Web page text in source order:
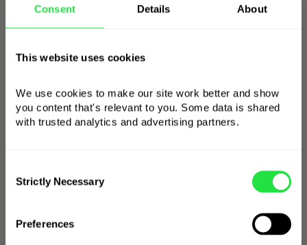
Consent Details About
This website uses cookies
We use cookies to make our site work better and show
you content that's relevant to you. Some data is shared
with trusted analytics and advertising partners.
Selection
Strictly Necessary
Preferences
transaktioner og kortgrænser. Når som
helst, fra ZEN.COM-appen.